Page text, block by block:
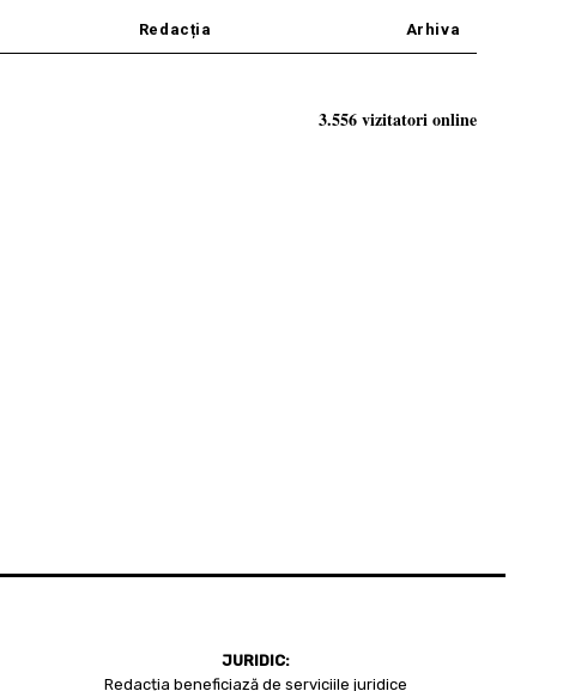
Redacția Arhiva
3.556 vizitatori online
JURIDIC:
Redacția beneficiază de serviciile juridice